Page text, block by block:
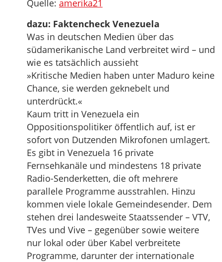
Quelle: amerika21
dazu: Faktencheck Venezuela
Was in deutschen Medien über das
südamerikanische Land verbreitet wird – und
wie es tatsächlich aussieht
»Kritische Medien haben unter Maduro keine
Chance, sie werden geknebelt und
unterdrückt.«
Kaum tritt in Venezuela ein
Oppositionspolitiker öffentlich auf, ist er
sofort von Dutzenden Mikrofonen umlagert.
Es gibt in Venezuela 16 private
Fernsehkanäle und mindestens 18 private
Radio-Senderketten, die oft mehrere
parallele Programme ausstrahlen. Hinzu
kommen viele lokale Gemeindesender. Dem
stehen drei landesweite Staatssender – VTV,
TVes und Vive – gegenüber sowie weitere
nur lokal oder über Kabel verbreitete
Programme, darunter der internationale